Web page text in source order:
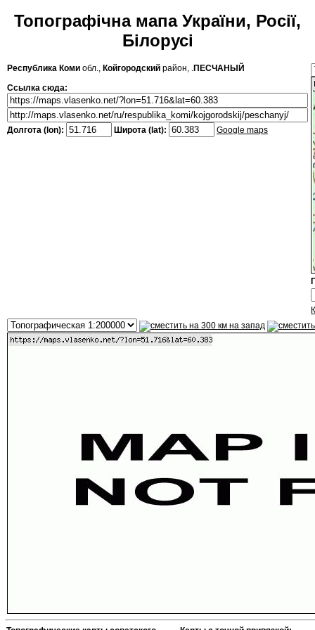
Топографічна мапа України, Росії,
Білорусі
Республика Коми обл., Койгородский район, .ПЕСЧАНЫЙ
Ссылка сюда:
Долгота (lon): Широта (lat): Google maps